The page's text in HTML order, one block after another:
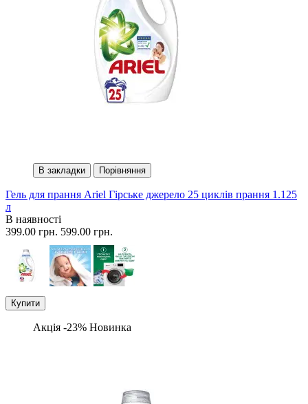
В закладки Порівняння
Гель для прання Ariel Гірське джерело 25 циклів прання 1.125
л
В наявності
399.00 грн. 599.00 грн.
Купити
Акція -23% Новинка